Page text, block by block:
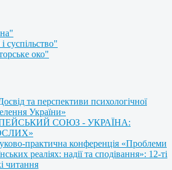
суспільство"
око"
та перспективи психологічної
України»
СОЮЗ - УКРАЇНА:
практична конференція «Проблеми
реаліях: надії та сподівання»: 12-ті
читання